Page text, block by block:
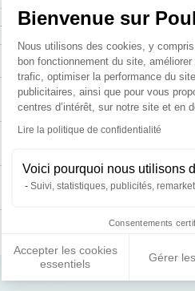
Bienvenue sur
Plateforme de
Nous utilisons des cookies, y
bon fonctionnement du site,
trafic, optimiser la performance du
publicitaires, ainsi que pour vous
centres d’intérêt, sur notre site et en
Lire la politique de confidentialité
Voici pourquoi nous utilisons
Suivi, statistiques, publicités,
Consentements
Accepter les cookies
essentiels
Gérer
Axeptio
19,90 €
7,96 €/kg 7,30 €